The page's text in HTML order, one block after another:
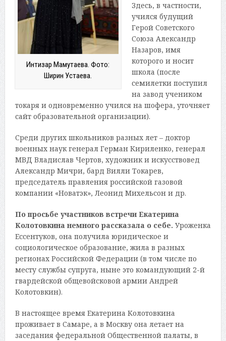
Интизар Мамутаева. Фото:
Ширин Устаева.
Здесь, в частности,
учился будущий
Герой Советского
Союза Александр
Назаров, имя
которого и носит
школа (после
семилетки посту­пил
на завод учеником
токаря и одновременно учился на шофера, уточняет
сайт образовательной организации).
Среди других школьников разных лет – доктор
военных наук генерал Герман Кириленко, генерал
МВД Владислав Чертов, художник и искусствовед
Александр Мичри, бард Вилли Токарев,
председатель правления российской газовой
компании «Новатэк», Леонид Михельсон и др.
По просьбе участников встречи Екатерина
Колотовкина немного рассказала о себе. Уроженка
Ессентуков, она получила юридическое и
социологическое образование, жила в разных
регионах Российской Федерации (в том числе по
месту службы супруга, ныне это командующий 2-й
гвардейской общевойсковой армии Андрей
Колотовкин).
В настоящее время Екатерина Колотовкина
проживает в Самаре, а в Москву она летает на
заседания федеральной Общественной палаты, в